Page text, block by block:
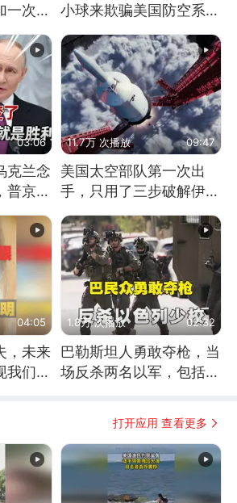
一次燃
小球来欺骗美国防空系统
的
03:06
克兰念
普京说
11.7万 次播放 09:47
美国太空部队第一次出
手，只用了三步破解伊朗
04:05
，未来
我们存
1.8万 次播放 02:32
巴勒斯坦人勇敢夺枪，当
场反杀两名以军，包括一
打开应用 查看更多